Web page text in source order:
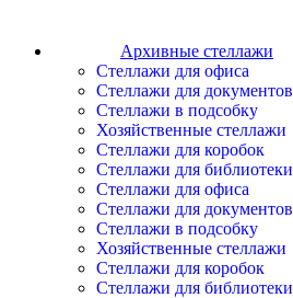
Архивные стеллажи
Стеллажи для офиса
Стеллажи для документов
Стеллажи в подсобку
Хозяйственные стеллажи
Стеллажи для коробок
Стеллажи для библиотеки
Стеллажи для офиса
Стеллажи для документов
Стеллажи в подсобку
Хозяйственные стеллажи
Стеллажи для коробок
Стеллажи для библиотеки